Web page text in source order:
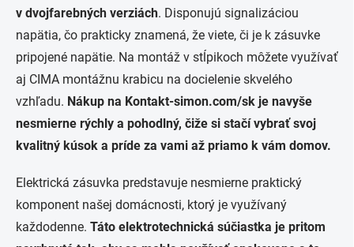
v dvojfarebných verziách. Disponujú signalizáciou
napätia, čo prakticky znamená, že viete, či je k zásuvke
pripojené napätie. Na montáž v stĺpikoch môžete využívať
aj CIMA montážnu krabicu na docielenie skvelého
vzhľadu. Nákup na Kontakt-simon.com/sk je navyše
nesmierne rýchly a pohodlný, čiže si stačí vybrať svoj
kvalitný kúsok a príde za vami až priamo k vám domov.
Elektrická zásuvka predstavuje nesmierne praktický
komponent našej domácnosti, ktorý je využívaný
každodenne. Táto elektrotechnická súčiastka je pritom